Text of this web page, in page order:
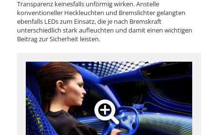
Transparenz keinesfalls unförmig wirken. Anstelle
konventioneller Heckleuchten und Bremslichter gelangten
ebenfalls LEDs zum Einsatz, die je nach Bremskraft
unterschiedlich stark aufleuchten und damit einen wichtigen
Beitrag zur Sicherheit leisten.